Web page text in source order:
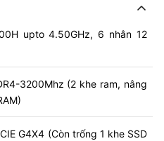
upto 4.50GHz, 6 nhân 12
3200Mhz (2 khe ram, nâng
G4X4 (Còn trống 1 khe SSD